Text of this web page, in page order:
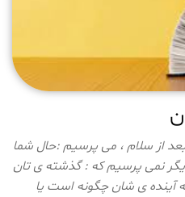
از سلام ، می پرسیم :حال شما
نمی پرسیم که : گذشته ی تان
آینده ی شان چگونه است یا